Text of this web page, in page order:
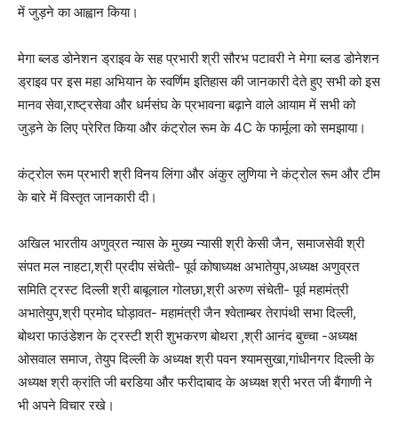
में जुड़ने का आह्वान किया।
मेगा ब्लड डोनेशन ड्राइव के सह प्रभारी श्री सौरभ पटावरी ने मेगा ब्लड डोनेशन
ड्राइव पर इस महा अभियान के स्वर्णिम इतिहास की जानकारी देते हुए सभी को इस
मानव सेवा,राष्ट्रसेवा और धर्मसंघ के प्रभावना बढ़ाने वाले आयाम में सभी को
जुड़ने के लिए प्रेरित किया और कंट्रोल रूम के 4C के फार्मूला को समझाया।
कंट्रोल रूम प्रभारी श्री विनय लिंगा और अंकुर लुणिया ने कंट्रोल रूम और टीम
के बारे में विस्तृत जानकारी दी।
अखिल भारतीय अणुव्रत न्यास के मुख्य न्यासी श्री केसी जैन, समाजसेवी श्री
संपत मल नाहटा,श्री प्रदीप संचेती- पूर्व कोषाध्यक्ष अभातेयुप,अध्यक्ष अणुव्रत
समिति ट्रस्ट दिल्ली श्री बाबूलाल गोलछा,श्री अरुण संचेती- पूर्व महामंत्री
अभातेयुप,श्री प्रमोद घोड़ावत- महामंत्री जैन श्वेताम्बर तेरापंथी सभा दिल्ली,
बोथरा फाउंडेशन के ट्रस्टी श्री शुभकरण बोथरा ,श्री आनंद बुच्चा -अध्यक्ष
ओसवाल समाज, तेयुप दिल्ली के अध्यक्ष श्री पवन श्यामसुखा,गांधीनगर दिल्ली के
अध्यक्ष श्री क्रांति जी बरडिया और फरीदाबाद के अध्यक्ष श्री भरत जी बैंगाणी ने
भी अपने विचार रखे।